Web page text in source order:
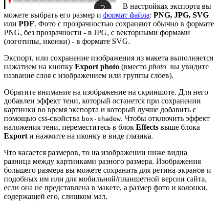
В настройках экспорта вы
можете выбрать его размер и формат файла: PNG, JPG, SVG
или PDF. Фото с прозрачностью сохраняют обычно в формате
PNG, без прозрачности - в JPG, с векторными формами
(логотипы, иконки) - в формате SVG.
Экспорт, или сохранение изображения из макета выполняется
нажатием на кнопку Export photo (вместо photo вы увидите
название слоя с изображением или группы слоев).
Обратите внимание на изображение на скриншоте. Для него
добавлен эффект тени, который останется при сохранении
картинки во время экспорта и который лучше добавить с
помощью css-свойства box-shadow. Чтобы отключить эффект
наложения тени, переместитесь в блок Effects выше блока
Export и нажмите на иконку в виде глазика.
Что касается размеров, то на изображении ниже видна
разница между картинками разного размера. Изображения
большего размера вы можете сохранить для ретина-экранов и
подобных им или для мобильной/планшетной версии сайта,
если она не представлена в макете, а размер фото и колонки,
содержащей его, слишком мал.